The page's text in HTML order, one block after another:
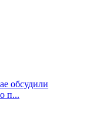
обсудили
п...